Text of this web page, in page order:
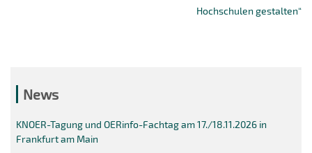
Hochschulen gestalten“
News
KNOER-Tagung und OERinfo-Fachtag am 17./18.11.2026 in
Frankfurt am Main